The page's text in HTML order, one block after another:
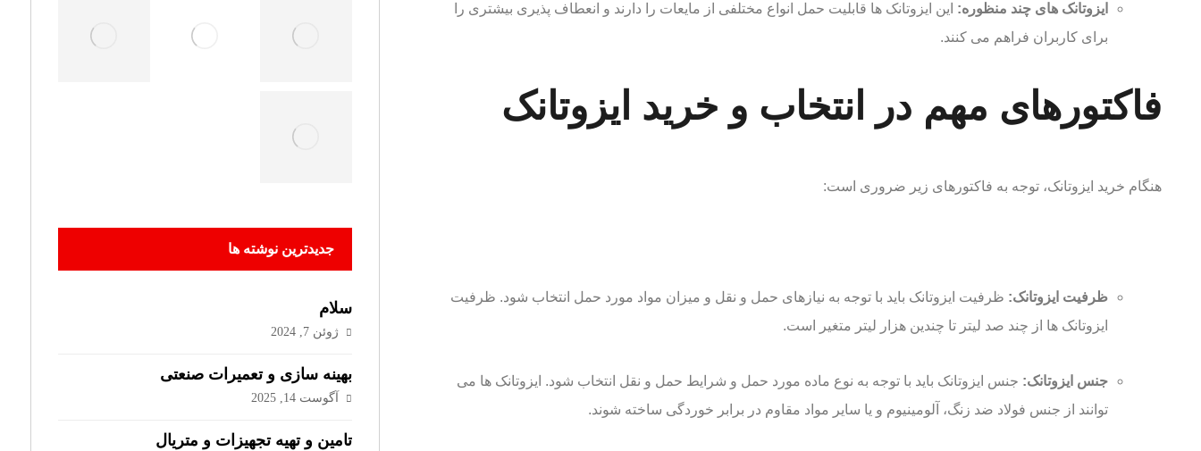
ایزوتانک های چند منظوره: این ایزوتانک ها قابلیت حمل انواع مختلفی از مایعات را دارند و انعطاف پذیری بیشتری را
برای کاربران فراهم می کنند.
فاکتورهای مهم در انتخاب و خرید ایزوتانک
هنگام خرید ایزوتانک، توجه به فاکتورهای زیر ضروری است:
ظرفیت ایزوتانک: ظرفیت ایزوتانک باید با توجه به نیازهای حمل و نقل و میزان مواد مورد حمل انتخاب شود. ظرفیت
ایزوتانک ها از چند صد لیتر تا چندین هزار لیتر متغیر است.
جنس ایزوتانک: جنس ایزوتانک باید با توجه به نوع ماده مورد حمل و شرایط حمل و نقل انتخاب شود. ایزوتانک ها می
توانند از جنس فولاد ضد زنگ، آلومینیوم و یا سایر مواد مقاوم در برابر خوردگی ساخته شوند.
جدیدترین نوشته ها
سلام
ژوئن 7, 2024
بهینه سازی و تعمیرات صنعتی
آگوست 14, 2025
تامین و تهیه تجهیزات و متریال